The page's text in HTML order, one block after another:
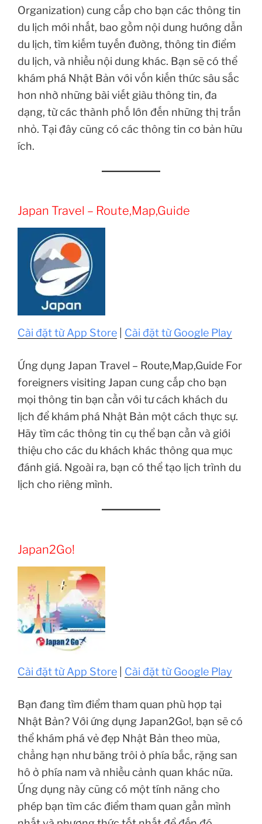
Organization) cung cấp cho bạn các thông tin
du lịch mới nhất, bao gồm nội dung hướng dẫn
du lịch, tìm kiếm tuyến đường, thông tin điểm
du lịch, và nhiều nội dung khác. Bạn sẽ có thể
khám phá Nhật Bản với vốn kiến thức sâu sắc
hơn nhờ những bài viết giàu thông tin, đa
dạng, từ các thành phố lớn đến những thị trấn
nhỏ. Tại đây cũng có các thông tin cơ bản hữu
ích.
Japan Travel – Route,Map,Guide
Cài đặt từ App Store Cài đặt từ Google Play
Ứng dụng Japan Travel – Route,Map,Guide For
foreigners visiting Japan cung cấp cho bạn
mọi thông tin bạn cần với tư cách khách du
lịch để khám phá Nhật Bản một cách thực sự.
Hãy tìm các thông tin cụ thể bạn cần và giới
thiệu cho các du khách khác thông qua mục
đánh giá. Ngoài ra, bạn có thể tạo lịch trình du
lịch cho riêng mình.
Japan2Go!
Cài đặt từ App Store Cài đặt từ Google Play
Bạn đang tìm điểm tham quan phù hợp tại
Nhật Bản? Với ứng dụng Japan2Go!, bạn sẽ có
thể khám phá vẻ đẹp Nhật Bản theo mùa,
chẳng hạn như băng trôi ở phía bắc, rặng san
hô ở phía nam và nhiều cảnh quan khác nữa.
Ứng dụng này cũng có một tính năng cho
phép bạn tìm các điểm tham quan gần mình